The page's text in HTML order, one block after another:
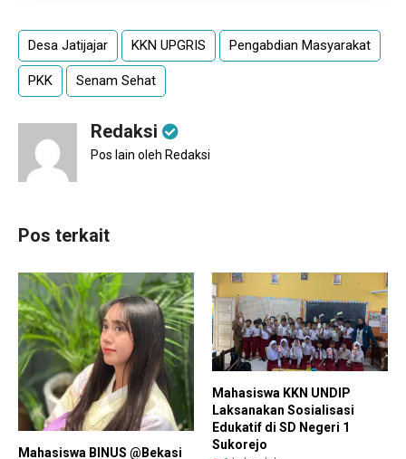
Desa Jatijajar KKN UPGRIS Pengabdian Masyarakat
PKK Senam Sehat
Redaksi
Pos lain oleh Redaksi
Pos terkait
Mahasiswa BINUS @Bekasi
Mahasiswa KKN UNDIP
Laksanakan Sosialisasi
Edukatif di SD Negeri 1
Sukorejo